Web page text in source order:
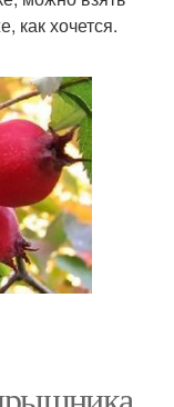
как хочется.